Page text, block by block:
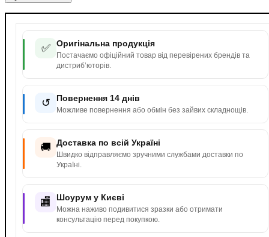
✅ Оригінальна продукція
Постачаємо офіційний товар від перевірених брендів та
дистриб’юторів.
↺ Повернення 14 днів
Можливе повернення або обмін без зайвих складнощів.
🚚 Доставка по всій Україні
Швидко відправляємо зручними службами доставки по
Україні.
🏬 Шоурум у Києві
Можна наживо подивитися зразки або отримати
консультацію перед покупкою.